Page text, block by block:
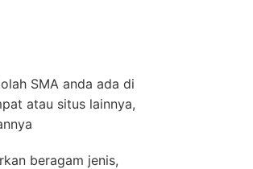
SMA anda ada di
atau situs lainnya,
beragam jenis,